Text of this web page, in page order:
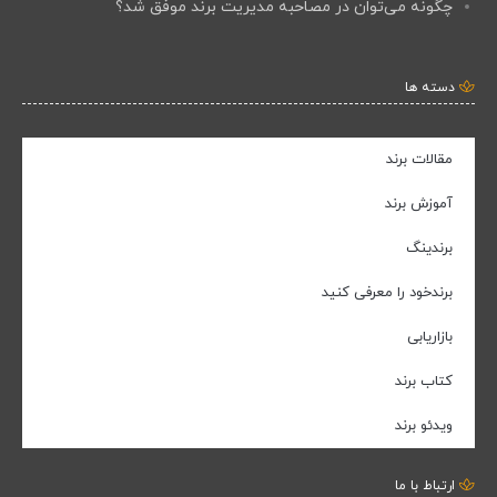
چگونه می‌توان در مصاحبه مدیریت برند موفق شد؟
دسته ها
مقالات برند
آموزش برند
برندینگ
برندخود را معرفی کنید
بازاریابی
کتاب برند
ویدئو برند
ارتباط با ما